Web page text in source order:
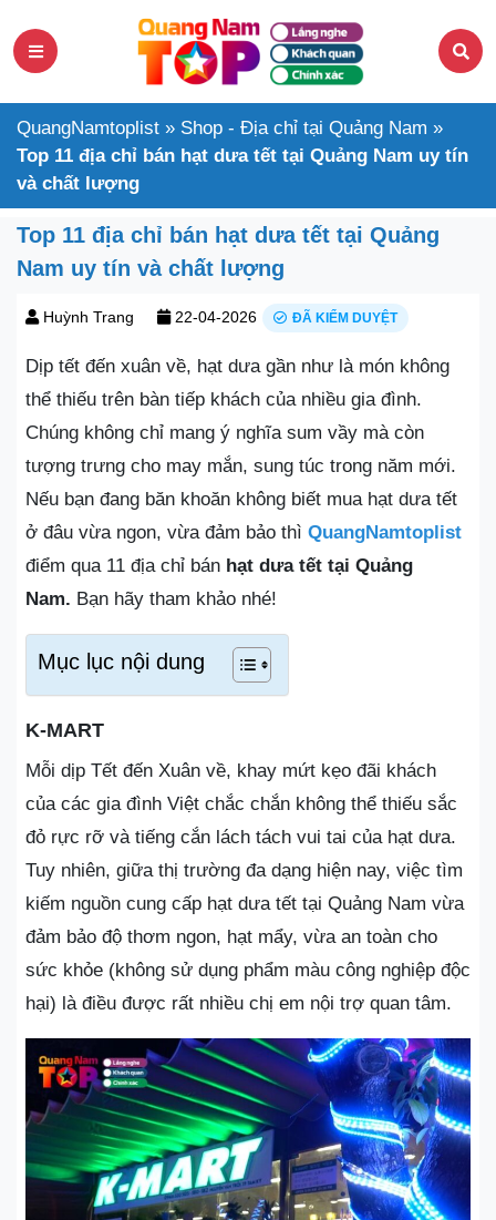
QuangNamtoplist » Shop - Địa chỉ tại Quảng Nam »
Top 11 địa chỉ bán hạt dưa tết tại Quảng Nam uy tín
và chất lượng
Top 11 địa chỉ bán hạt dưa tết tại Quảng
Nam uy tín và chất lượng
Huỳnh Trang 22-04-2026 ĐÃ KIỂM DUYỆT
Dịp tết đến xuân về, hạt dưa gần như là món không
thể thiếu trên bàn tiếp khách của nhiều gia đình.
Chúng không chỉ mang ý nghĩa sum vầy mà còn
tượng trưng cho may mắn, sung túc trong năm mới.
Nếu bạn đang băn khoăn không biết mua hạt dưa tết
ở đâu vừa ngon, vừa đảm bảo thì QuangNamtoplist
điểm qua 11 địa chỉ bán hạt dưa tết tại Quảng
Nam. Bạn hãy tham khảo nhé!
Mục lục nội dung
K-MART
Mỗi dịp Tết đến Xuân về, khay mứt kẹo đãi khách
của các gia đình Việt chắc chắn không thể thiếu sắc
đỏ rực rỡ và tiếng cắn lách tách vui tai của hạt dưa.
Tuy nhiên, giữa thị trường đa dạng hiện nay, việc tìm
kiếm nguồn cung cấp hạt dưa tết tại Quảng Nam vừa
đảm bảo độ thơm ngon, hạt mẩy, vừa an toàn cho
sức khỏe (không sử dụng phẩm màu công nghiệp độc
hại) là điều được rất nhiều chị em nội trợ quan tâm.